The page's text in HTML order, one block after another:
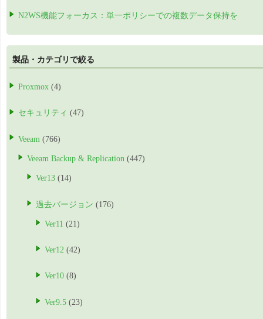
N2WS機能フォーカス：単一ポリシーでの複数データ保持を
製品・カテゴリで絞る
Proxmox (4)
セキュリティ (47)
Veeam (766)
Veeam Backup & Replication (447)
Ver13 (14)
過去バージョン (176)
Ver11 (21)
Ver12 (42)
Ver10 (8)
Ver9.5 (23)